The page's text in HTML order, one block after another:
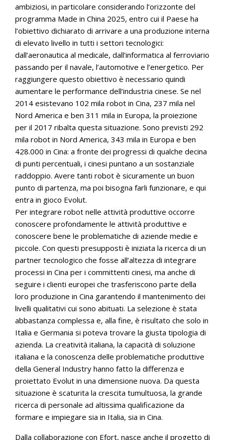
ambiziosi, in particolare considerando l’orizzonte del
programma Made in China 2025, entro cui il Paese ha
l’obiettivo dichiarato di arrivare a una produzione interna
di elevato livello in tutti i settori tecnologici:
dall’aeronautica al medicale, dall’informatica al ferroviario
passando per il navale, l’automotive e l’energetico. Per
raggiungere questo obiettivo è necessario quindi
aumentare le performance dell’industria cinese. Se nel
2014 esistevano 102 mila robot in Cina, 237 mila nel
Nord America e ben 311 mila in Europa, la proiezione
per il 2017 ribalta questa situazione. Sono previsti 292
mila robot in Nord America, 343 mila in Europa e ben
428.000 in Cina: a fronte dei progressi di qualche decina
di punti percentuali, i cinesi puntano a un sostanziale
raddoppio. Avere tanti robot è sicuramente un buon
punto di partenza, ma poi bisogna farli funzionare, e qui
entra in gioco Evolut.
Per integrare robot nelle attività produttive occorre
conoscere profondamente le attività produttive e
conoscere bene le problematiche di aziende medie e
piccole. Con questi presupposti è iniziata la ricerca di un
partner tecnologico che fosse all’altezza di integrare
processi in Cina per i committenti cinesi, ma anche di
seguire i clienti europei che trasferiscono parte della
loro produzione in Cina garantendo il mantenimento dei
livelli qualitativi cui sono abituati. La selezione è stata
abbastanza complessa e, alla fine, è risultato che solo in
Italia e Germania si poteva trovare la giusta tipologia di
azienda. La creatività italiana, la capacità di soluzione
italiana e la conoscenza delle problematiche produttive
della General Industry hanno fatto la differenza e
proiettato Evolut in una dimensione nuova. Da questa
situazione è scaturita la crescita tumultuosa, la grande
ricerca di personale ad altissima qualificazione da
formare e impiegare sia in Italia, sia in Cina.
Dalla collaborazione con Efort, nasce anche il progetto di